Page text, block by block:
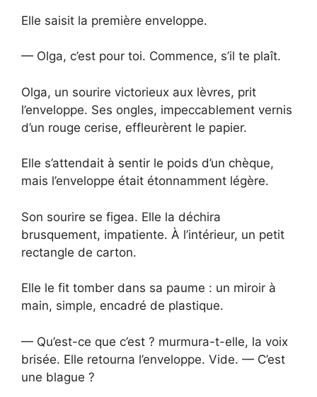
Elle saisit la première enveloppe.
— Olga, c’est pour toi. Commence, s’il te plaît.
Olga, un sourire victorieux aux lèvres, prit
l’enveloppe. Ses ongles, impeccablement vernis
d’un rouge cerise, effleurèrent le papier.
Elle s’attendait à sentir le poids d’un chèque,
mais l’enveloppe était étonnamment légère.
Son sourire se figea. Elle la déchira
brusquement, impatiente. À l’intérieur, un petit
rectangle de carton.
Elle le fit tomber dans sa paume : un miroir à
main, simple, encadré de plastique.
— Qu’est-ce que c’est ? murmura-t-elle, la voix
brisée. Elle retourna l’enveloppe. Vide. — C’est
une blague ?